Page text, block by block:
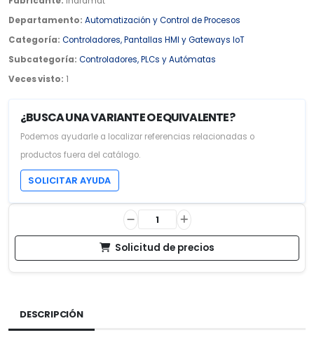
Departamento: Automatización y Control de Procesos
Categoría: Controladores, Pantallas HMI y Gateways IoT
Subcategoría: Controladores, PLCs y Autómatas
Veces visto: 1
¿BUSCA UNA VARIANTE O EQUIVALENTE?
Podemos ayudarle a localizar referencias relacionadas o
productos fuera del catálogo.
SOLICITAR AYUDA
Solicitud de precios
DESCRIPCIÓN